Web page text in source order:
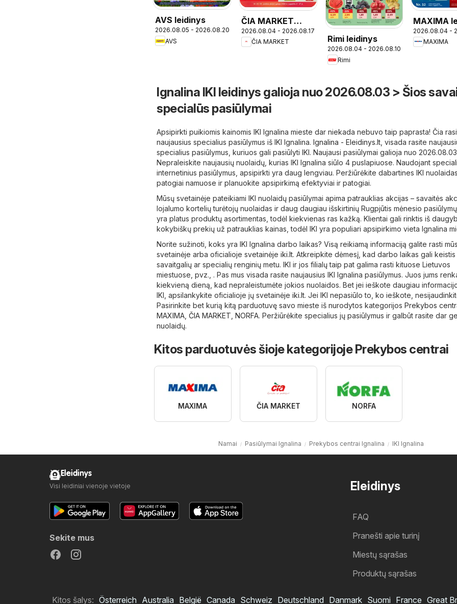
AVS leidinys
2026.08.05 - 2026.08.20
AVS
ČIA MARKET
leidinys
2026.08.04 - 2026.08.17
ČIA MARKET
Rimi leidinys
2026.08.04 - 2026.08.10
Rimi
MAXIMA
2026.08.04 -
MAXIMA
Ignalina IKI leidinys galioja nuo 2026.08.03 > Šios
specialūs pasiūlymai
Apsipirkti puikiomis kainomis IKI Ignalina mieste dar niekada nebuvo taip paprasta! Čia
naujausius specialius pasiūlymus iš IKI Ignalina. Ignalina - Eleidinys.lt, visada rasite
specialius pasiūlymus, kuriuos gali pasiūlyti IKI. Naujausi pasiūlymai galioja nuo
Nepraleiskite naujausių nuolaidų, kurias IKI Ignalina siūlo 4 puslapiuose. Naudojant
internetinius pasiūlymus, apsipirkti yra daug lengviau. Peržiūrėkite dabartines IKI nuolaidas
patogiai namuose ir planuokite apsipirkimą efektyviai ir patogiai.
Mūsų svetainėje pateikiami IKI nuolaidų pasiūlymai apima patrauklias akcijas – savaitės
lojalumo kortelių turėtojų nuolaidas ir daug daugiau išskirtinių Rugpjūtis mėnesio
yra platus produktų asortimentas, todėl kiekvienas ras kažką. Klientai gali rinktis iš
kokybiškų prekių už patrauklias kainas, todėl IKI yra populiari apsipirkimo vieta Ignalina
Norite sužinoti, koks yra IKI Ignalina darbo laikas? Visą reikiamą informaciją galite rasti
svetainėje arba oficialioje svetainėje iki.lt. Atkreipkite dėmesį, kad darbo laikas gali
savaitgalių ar specialių renginių metu. IKI ir jos filialų taip pat galima rasti kituose Lietuvos
miestuose, pvz., . Pas mus visada rasite naujausius IKI Ignalina pasiūlymus. Juos jums
kiekvieną dieną, kad nepraleistumėte jokios nuolaidos. Bet jei ieškote daugiau
IKI, apsilankykite oficialioje jų svetainėje iki.lt. Jei IKI nepasiūlo to, ko ieškote,
Pasirinkite bet kurią kitą parduotuvę savo mieste iš nurodytos kategorijos Prekybos
MAXIMA, ČIA MARKET, NORFA. Peržiūrėkite specialius jų pasiūlymus ir galbūt rasite dar
nuolaidų.
Kitos parduotuvės šioje kategorijoje Prekybos centrai
MAXIMA ČIA MARKET NORFA
Namai Pasiūlymai Ignalina Prekybos centrai Ignalina IKI Ignalina
Eleidinys
FAQ
Pranešti apie turinį
Miestų sąrašas
Produktų sąrašas
Eleidinys
Visi leidiniai vienoje vietoje
Sekite mus
Kitos šalys: Österreich Australia België Canada Schweiz Deutschland Danmark Suomi France Great